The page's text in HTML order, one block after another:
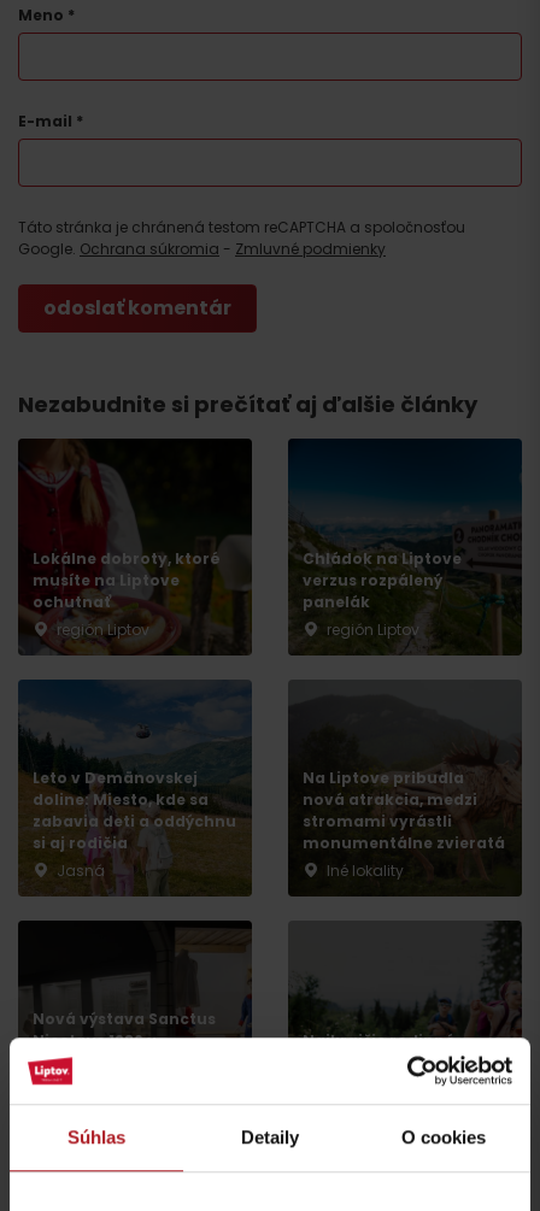
Súhlas Detaily O cookies
Meno *
E-mail *
Táto stránka je chránená testom reCAPTCHA a spoločnosťou
Google. Ochrana súkromia - Zmluvné podmienky
Nezabudnite si prečítať aj ďalšie články
Lokálne dobroty, ktoré
musíte na Liptove
ochutnať
región Liptov
Chládok na Liptove
verzus rozpálený
panelák
región Liptov
Leto v Demänovskej
doline: Miesto, kde sa
zabavia deti a oddýchnu
si aj rodičia
Jasná
Na Liptove pribudla
nová atrakcia, medzi
stromami vyrástli
monumentálne zvieratá
Iné lokality
Nová výstava Sanctus
Nicolaus 1286 v
Liptovskom Mikuláši vás
prenesie do stredoveku
Liptovský Mikuláš
Najkrajšie rodinné
prechádzky na Liptove
do dvoch hodín
región Liptov